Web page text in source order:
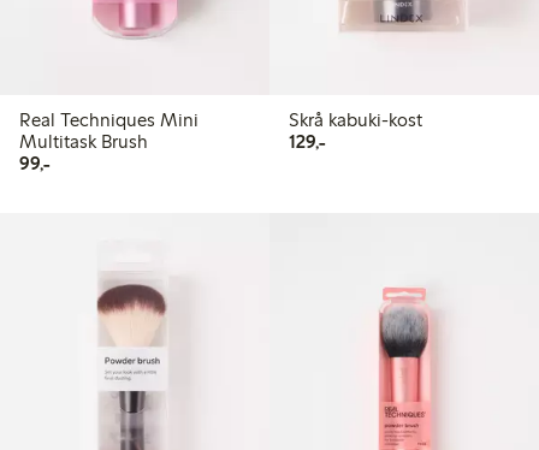
Real Techniques Mini
Multitask Brush
99,-99,00 kr
Skrå kabuki-kost
129,-129,00 kr